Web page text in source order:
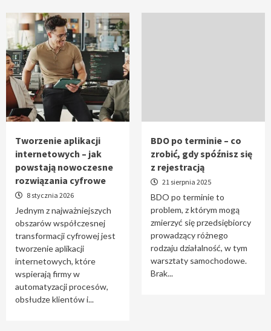
Tworzenie aplikacji
internetowych – jak
powstają nowoczesne
rozwiązania cyfrowe
8 stycznia 2026
Jednym z najważniejszych
obszarów współczesnej
transformacji cyfrowej jest
tworzenie aplikacji
internetowych, które
wspierają firmy w
automatyzacji procesów,
obsłudze klientów i...
BDO po terminie – co
zrobić, gdy spóźnisz się
z rejestracją
21 sierpnia 2025
BDO po terminie to
problem, z którym mogą
zmierzyć się przedsiębiorcy
prowadzący różnego
rodzaju działalność, w tym
warsztaty samochodowe.
Brak...